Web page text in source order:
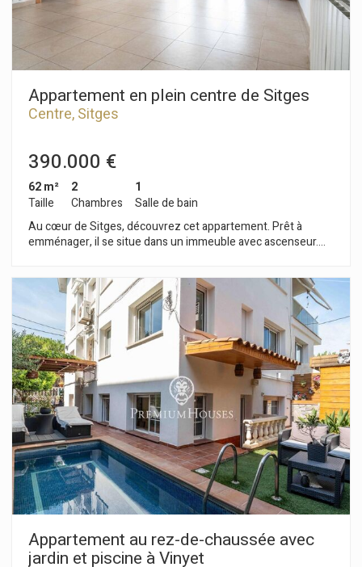
Appartement en plein centre de Sitges
Centre, Sitges
390.000 €
62 m²
Taille
2
Chambres
1
Salle de bain
Au cœur de Sitges, découvrez cet appartement. Prêt à
emménager, il se situe dans un immeuble avec ascenseur.
séparée attenante. L'espace nuit comprend deux chambres :
une avec un lit double et une avec un lit simple. Toutes les
chambres sont équipées de placards intégrés. Une salle de
bain complète avec douche est également présente.
L'appartement se trouve en plein centre-ville de Sitges. Ce
quartier bénéficie d'une situation idéale, à proximité de toutes
les commodités et de la plage. Le centre de Sitges est animé
toute l'année, parfait pour profiter des festivités locales.
Appartement au rez-de-chaussée avec
jardin et piscine à Vinyet